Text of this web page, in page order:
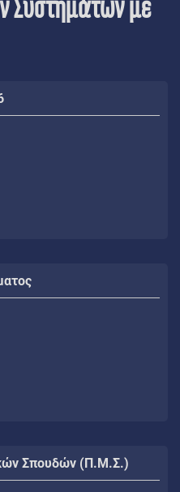
Συστημάτων με
Σπουδών (Π.Μ.Σ.)